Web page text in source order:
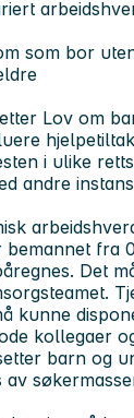
som bor
Lov om
i ulike
andre
fra
Det
kunne
kollegaer
barn og